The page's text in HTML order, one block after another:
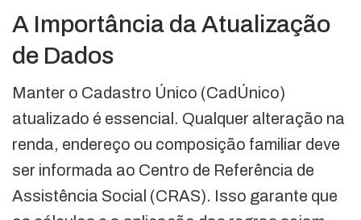
A Importância da Atualização
de Dados
Manter o Cadastro Único (CadÚnico)
atualizado é essencial. Qualquer alteração na
renda, endereço ou composição familiar deve
ser informada ao Centro de Referência de
Assistência Social (CRAS). Isso garante que